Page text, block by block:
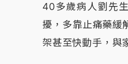
40多歲病人劉先
擾，多靠止痛藥緩
架甚至快動手，與